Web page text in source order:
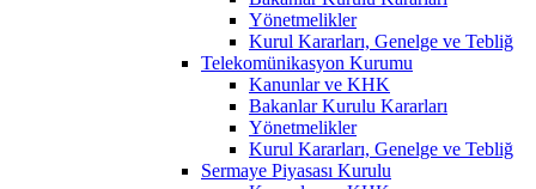
Yönetmelikler
Kurul Kararları, Genelge ve Tebliğ
Telekomünikasyon Kurumu
Kanunlar ve KHK
Bakanlar Kurulu Kararları
Yönetmelikler
Kurul Kararları, Genelge ve Tebliğ
Sermaye Piyasası Kurulu